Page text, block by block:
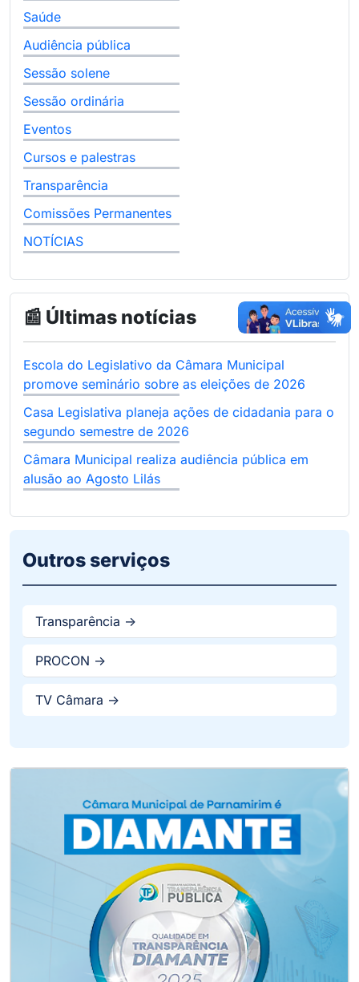
Saúde
Audiência pública
Sessão solene
Sessão ordinária
Eventos
Cursos e palestras
Transparência
Comissões Permanentes
NOTÍCIAS
📰 Últimas notícias
Escola do Legislativo da Câmara Municipal
promove seminário sobre as eleições de 2026
Casa Legislativa planeja ações de cidadania para o
segundo semestre de 2026
Câmara Municipal realiza audiência pública em
alusão ao Agosto Lilás
Outros serviços
Transparência ->
PROCON ->
TV Câmara ->